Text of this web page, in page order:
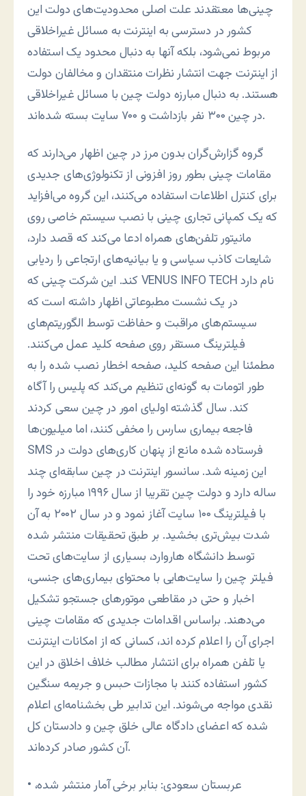
چينى‌ها معتقدند علت اصلى محدوديت‌هاى دولت اين
کشور در دسترسى به اينترنت به مسائل غيراخلاقى
مربوط نمى‌شود، بلکه آنها به دنبال محدود يک استفاده
از اينترنت جهت انتشار نظرات منتقدان و مخالفان دولت
هستند. به دنبال مبارزه دولت چين با مسائل غيراخلاقى
در چين ۳۰۰ نفر بازداشت و ۷۰۰ سايت بسته شده‌اند.
گروه گزارش‌گران بدون مرز در چين اظهار می‌دارند که
مقامات چينی بطور روز افزونی از تکنولوژی‌های جديدی
برای کنترل اطلاعات استفاده می‌کنند، اين گروه می‌افزايد
که يک کمپانی تجاری چينی با نصب سيستم خاصی روی
مانيتور تلفن‌های همراه ادعا می‌کند که قصد دارد،
شايعات کاذب سياسی و يا بيانيه‌های ارتجاعی را رديابی
کند. اين شرکت چينی که VENUS INFO TECH نام دارد
در يک نشست مطبوعاتی اظهار داشته است که
سيستم‌های مراقبت و حفاظت توسط الگوريتم‌های
فيلترينگ مستقر روی صفحه کليد عمل می‌کنند.
مطمئنا اين صفحه کليد، صفحه اخطار نصب شده را به
طور اتومات به گونه‌ای تنظيم می‌کند که پليس را آگاه
کند. سال گذشته اوليای امور در چين سعی کردند
فاجعه بيماری سارس را مخفی کنند، اما ميليون‌ها
SMS فرستاده شده مانع از پنهان کاری‌های دولت در
اين زمينه شد. سانسور اينترنت در چين سابقه‌ای چند
ساله دارد و دولت چين تقريبا از سال ۱۹۹۶ مبارزه خود را
با فيلترينگ ۱۰۰ سايت آغاز نمود و در سال ۲۰۰۲ به آن
شدت بيش‌تری بخشيد. بر طبق تحقيقات منتشر شده
توسط دانشگاه هاروارد، بسياری از سايت‌های تحت
فيلتر چين را سايت‌هايی با محتوای بيماری‌های جنسی،
اخبار و حتی در مقاطعی موتورهای جستجو تشکيل
می‌دهند. براساس اقدامات جديدى که مقامات چينى
اجراى آن را اعلام کرده اند، کسانى که از امکانات اينترنت
يا تلفن همراه براى انتشار مطالب خلاف اخلاق در اين
کشور استفاده کنند با مجازات حبس و جريمه سنگين
نقدى مواجه مى‌شوند. اين تدابير طى بخشنامه‌اى اعلام
شده که اعضاى دادگاه عالى خلق چين و دادستان کل
آن کشور صادر کرده‌اند.
• عربستان سعودی: بنابر برخی آمار منتشر شده،